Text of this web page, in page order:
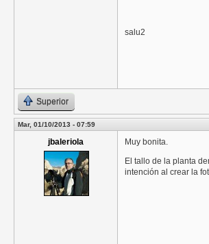
salu2
Superior
Mar, 01/10/2013 - 07:59
jbaleriola
Muy bonita.
El tallo de la planta
intención al crear la